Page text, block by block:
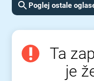
Poglej ostale
Ta
je